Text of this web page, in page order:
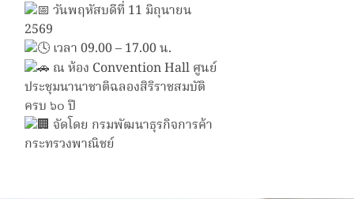
วันพฤหัสบดีที่ 11 มิถุนายน
2569
เวลา 09.00 – 17.00 น.
ณ ห้อง Convention Hall ศูนย์
ประชุมนานาชาติฉลองสิริราชสมบัติ
ครบ ๖๐ ปี
จัดโดย กรมพัฒนาธุรกิจการค้า
กระทรวงพาณิชย์